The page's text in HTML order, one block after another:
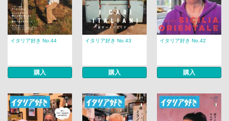
イタリア好き No.44
購入
イタリア好き No.43
購入
イタリア好き No.42
購入